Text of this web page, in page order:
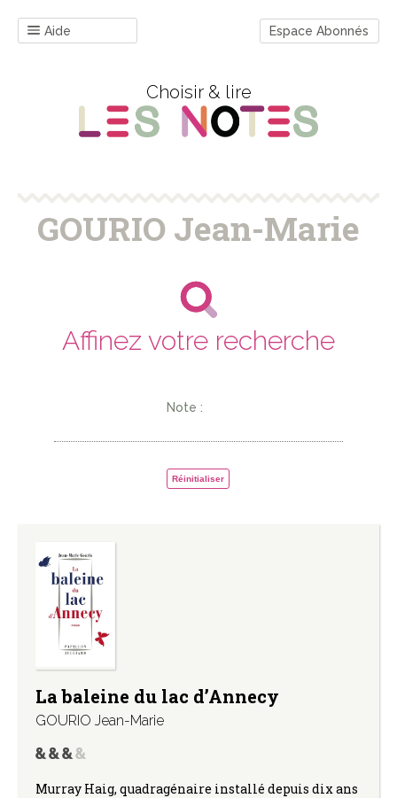
Aide Espace Abonnés
Choisir & lire
GOURIO Jean-Marie
Affinez votre recherche
Note :
Réinitialiser
La baleine du lac d’Annecy
GOURIO Jean-Marie
Murray Haig, quadragénaire installé depuis dix ans